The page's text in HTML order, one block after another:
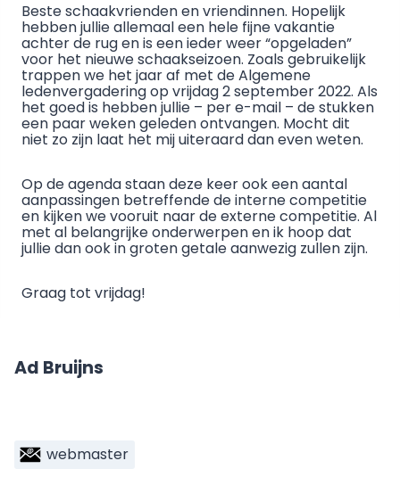
Beste schaakvrienden en vriendinnen. Hopelijk
hebben jullie allemaal een hele fijne vakantie
achter de rug en is een ieder weer “opgeladen”
voor het nieuwe schaakseizoen. Zoals gebruikelijk
trappen we het jaar af met de Algemene
ledenvergadering op vrijdag 2 september 2022. Als
het goed is hebben jullie – per e-mail – de stukken
een paar weken geleden ontvangen. Mocht dit
niet zo zijn laat het mij uiteraard dan even weten.
Op de agenda staan deze keer ook een aantal
aanpassingen betreffende de interne competitie
en kijken we vooruit naar de externe competitie. Al
met al belangrijke onderwerpen en ik hoop dat
jullie dan ook in groten getale aanwezig zullen zijn.
Graag tot vrijdag!
Ad Bruijns
webmaster